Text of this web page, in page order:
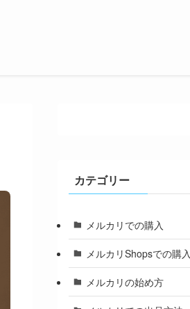
カテゴリー
メルカリでの購入
メルカリShopsでの購入
メルカリの始め方